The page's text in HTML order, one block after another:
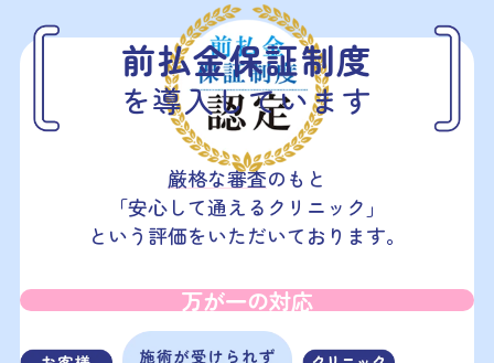
前払金保証制度
を導入しています
厳格な審査のもと
「安心して通えるクリニック」
という評価をいただいております。
万が一の対応